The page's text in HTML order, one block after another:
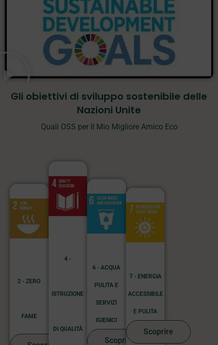
Gli obiettivi di sviluppo sostenibile delle
Nazioni Unite
Quali OSS per Il Mio Migliore Amico Eco
2 - ZERO
FAME
4 -
ISTRUZIONE
DI QUALITÀ
6 - ACQUA
PULITA E
SERVIZI
IGIENICI
Scoprire
7 - ENERGIA
ACCESSIBILE
E PULITA
Scoprire